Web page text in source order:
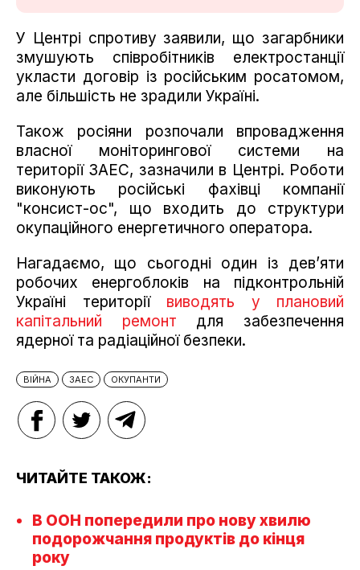
У Центрі спротиву заявили, що загарбники
змушують співробітників електростанції
укласти договір із російським росатомом,
але більшість не зрадили Україні.
Також росіяни розпочали впровадження
власної моніторингової системи на
території ЗАЕС, зазначили в Центрі. Роботи
виконують російські фахівці компанії
"консист-ос", що входить до структури
окупаційного енергетичного оператора.
Нагадаємо, що сьогодні один із дев’яти
робочих енергоблоків на підконтрольній
Україні території виводять у плановий
капітальний ремонт для забезпечення
ядерної та радіаційної безпеки.
ВІЙНА ЗАЕС ОКУПАНТИ
ЧИТАЙТЕ ТАКОЖ:
В ООН попередили про нову хвилю
подорожчання продуктів до кінця
року